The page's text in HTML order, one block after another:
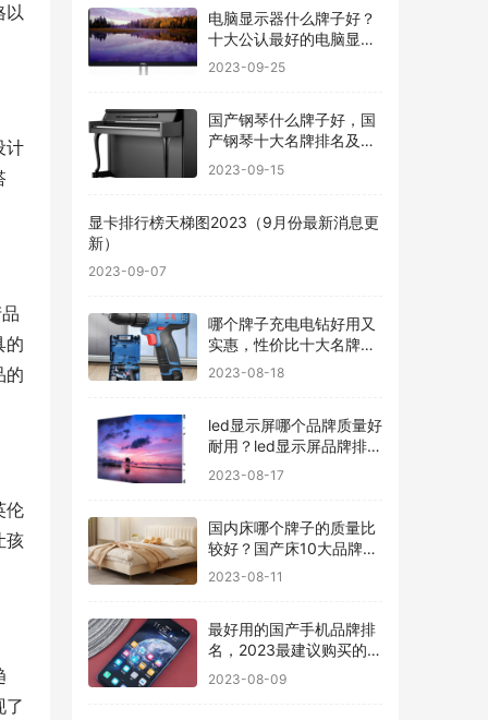
以
计
的
的
伦
孩
了
电脑显示器什么牌子好？
十大公认最好的电脑显示
器
2023-09-25
国产钢琴什么牌子好，国
产钢琴十大名牌排名及价
格
2023-09-15
显卡排行榜天梯图2023（9月份最新消息更
新）
2023-09-07
哪个牌子充电电钻好用又
实惠，性价比十大名牌充
电电钻排名
2023-08-18
led显示屏哪个品牌质量好
耐用？led显示屏品牌排行
前十名
2023-08-17
国内床哪个牌子的质量比
较好？国产床10大品牌最
新排名
2023-08-11
最好用的国产手机品牌排
名，2023最建议购买的5
款手机
2023-08-09